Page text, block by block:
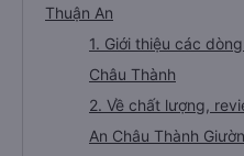
Thuận An
1. Giới thiệu các
Châu Thành
2. Về chất lượng,
An Châu Thành